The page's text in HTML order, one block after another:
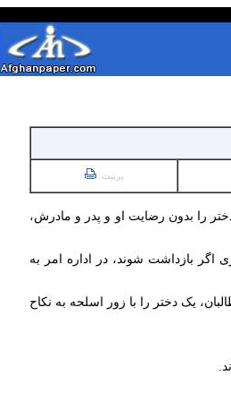
پرینت
را بدون رضایت او و پدر و مادرش،
دختر یا پسری اگر بازداشت شوند، در اداره امر به
یک دختر را با زور اسلحه به نکاح